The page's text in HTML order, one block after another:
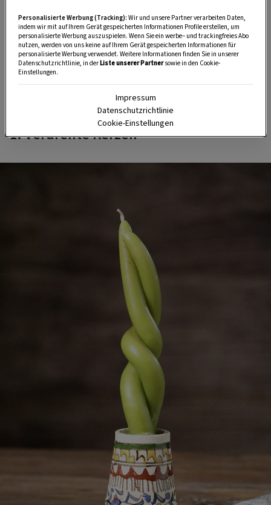
Tipps und Tricks für Garten, Terrasse, Balkon- und
Zimmerpflanzen.
1. Verdrehte Kerzen
Personalisierte Werbung (Tracking): Wir und unsere Partner verarbeiten Daten,
indem wir mit auf Ihrem Gerät gespeicherten Informationen Profile erstellen, um
personalisierte Werbung auszuspielen. Wenn Sie ein werbe– und trackingfreies Abo
nutzen, werden von uns keine auf Ihrem Gerät gespeicherten Informationen für
personalisierte Werbung verwendet. Weitere Informationen finden Sie in unserer
Datenschutzrichtlinie, in derListe unserer Partnersowie in den Cookie-
Einstellungen.
Impressum
Datenschutzrichtlinie
Cookie-Einstellungen